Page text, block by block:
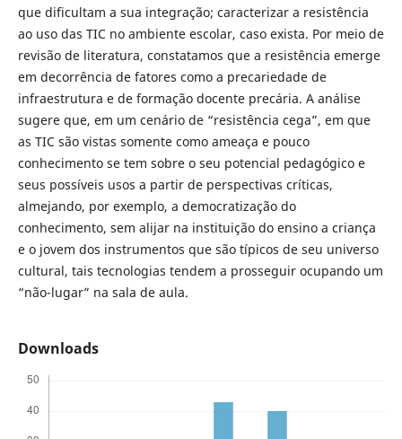
que dificultam a sua integração; caracterizar a resistência
ao uso das TIC no ambiente escolar, caso exista. Por meio de
revisão de literatura, constatamos que a resistência emerge
em decorrência de fatores como a precariedade de
infraestrutura e de formação docente precária. A análise
sugere que, em um cenário de “resistência cega”, em que
as TIC são vistas somente como ameaça e pouco
conhecimento se tem sobre o seu potencial pedagógico e
seus possíveis usos a partir de perspectivas críticas,
almejando, por exemplo, a democratização do
conhecimento, sem alijar na instituição do ensino a criança
e o jovem dos instrumentos que são típicos de seu universo
cultural, tais tecnologias tendem a prosseguir ocupando um
“não-lugar” na sala de aula.
Downloads